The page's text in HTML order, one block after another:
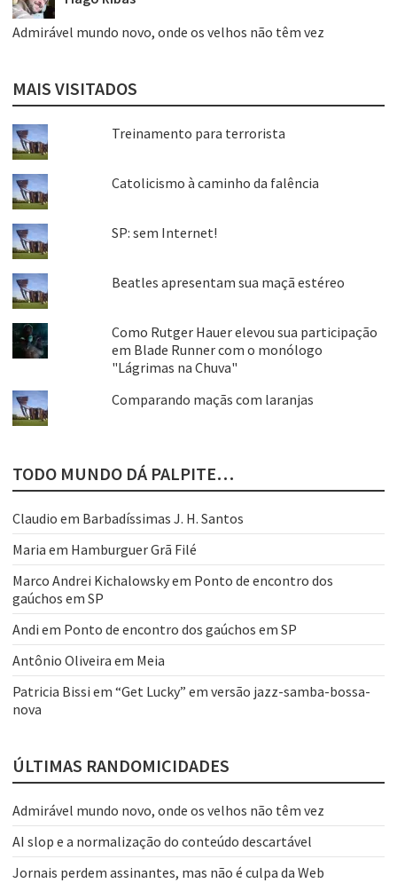
Admirável mundo novo, onde os velhos não têm vez
MAIS VISITADOS
Treinamento para terrorista
Catolicismo à caminho da falência
SP: sem Internet!
Beatles apresentam sua maçã estéreo
Como Rutger Hauer elevou sua participação
em Blade Runner com o monólogo
"Lágrimas na Chuva"
Comparando maçãs com laranjas
TODO MUNDO DÁ PALPITE…
Claudio em Barbadíssimas J. H. Santos
Maria em Hamburguer Grã Filé
Marco Andrei Kichalowskyem Ponto de encontro dos
gaúchos em SP
Andi em Ponto de encontro dos gaúchos em SP
Antônio Oliveira em Meia
Patricia Bissi em “Get Lucky” em versão jazz-samba-bossa-
nova
ÚLTIMAS RANDOMICIDADES
Admirável mundo novo, onde os velhos não têm vez
AI slop e a normalização do conteúdo descartável
Jornais perdem assinantes, mas não é culpa da Web